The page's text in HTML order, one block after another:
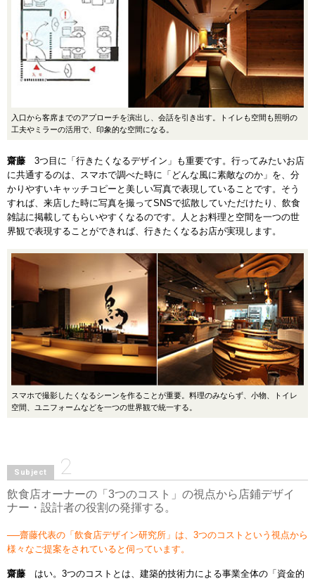
入口から客席までのアプローチを演出し、会話を引き出す。トイレも空間も照明の
工夫やミラーの活用で、印象的な空間になる。
齋藤
3つ目に「行きたくなるデザイン」も重要です。行ってみたいお店
に共通するのは、スマホで調べた時に「どんな風に素敵なのか」を、分
かりやすいキャッチコピーと美しい写真で表現していることです。そう
すれば、来店した時に写真を撮ってSNSで拡散していただけたり、飲食
雑誌に掲載してもらいやすくなるのです。人とお料理と空間を一つの世
界観で表現することができれば、行きたくなるお店が実現します。
スマホで撮影したくなるシーンを作ることが重要。料理のみならず、小物、トイレ
空間、ユニフォームなどを一つの世界観で統一する。
Subject 2
飲食店オーナーの「3つのコスト」の視点から店鋪デザイ
ナー・設計者の役割の発揮する。
──齋藤代表の「飲食店デザイン研究所」は、3つのコストという視点から
様々なご提案をされていると伺っています。
齋藤 はい。3つのコストとは、建築的技術力による事業全体の「資金的